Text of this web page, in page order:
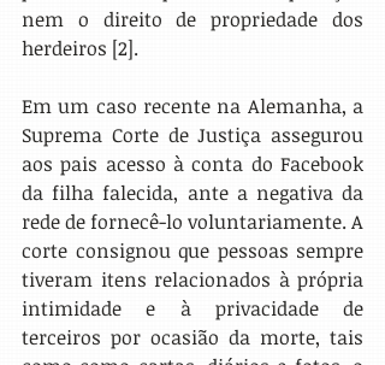
nem o direito de propriedade dos
herdeiros [2].
Em um caso recente na Alemanha, a
Suprema Corte de Justiça assegurou
aos pais acesso à conta do Facebook
da filha falecida, ante a negativa da
rede de fornecê-lo voluntariamente. A
corte consignou que pessoas sempre
tiveram itens relacionados à própria
intimidade e à privacidade de
terceiros por ocasião da morte, tais